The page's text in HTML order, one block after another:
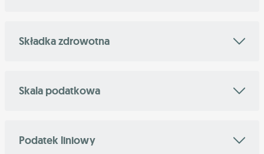
Składka zdrowotna
Skala podatkowa
Podatek liniowy